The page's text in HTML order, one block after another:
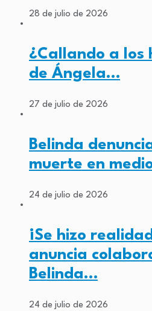
28 de julio de 2026
¿Callando a los
de Ángela…
27 de julio de 2026
Belinda
muerte en
24 de julio de 2026
¡Se hizo
anuncia
Belinda…
24 de julio de 2026